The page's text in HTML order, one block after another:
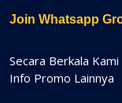
Join Whatsapp
Secara Berkala
Info Promo Lainnya